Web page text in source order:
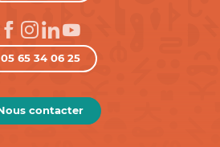
05 65 34 06 25
contacter